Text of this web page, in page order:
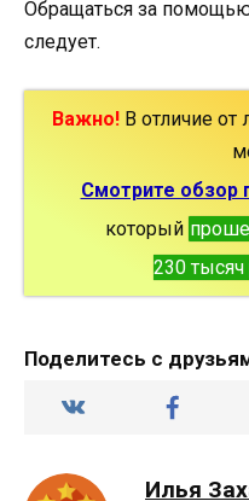
Обращаться за
следует.
Важно!В отличие от
Смотрите обзор
который
230
Поделитесь с
Илья